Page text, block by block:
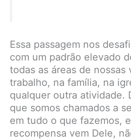
Essa passagem nos
com um padrão elevado
todas as áreas de nossas
trabalho, na família, na
qualquer outra atividade.
que somos chamados a
em tudo o que fazemos,
recompensa vem Dele,